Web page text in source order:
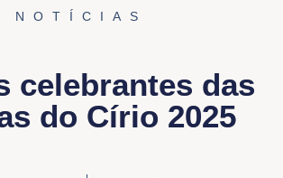
NOTÍCIAS
celebrantes das
do Círio 2025